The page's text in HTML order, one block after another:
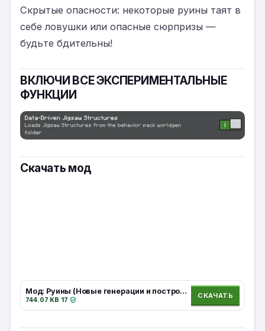
Скрытые опасности: некоторые руины таят в
себе ловушки или опасные сюрпризы —
будьте бдительны!
ВКЛЮЧИ ВСЕ ЭКСПЕРИМЕНТАЛЬНЫЕ
ФУНКЦИИ
Скачать мод
Мод: Руины (Новые генерации и постройки) / Minecraft Bedrock [1.21]
744.07 KB·17·
СКАЧАТЬ